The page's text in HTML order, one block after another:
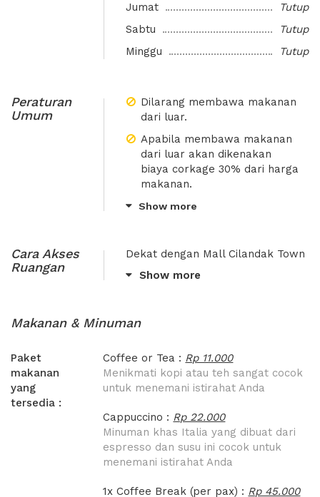
Jumat
Tutup
Sabtu
Tutup
Minggu
Tutup
Peraturan
Umum
Dilarang membawa makanan
dari luar.
Apabila membawa makanan
dari luar akan dikenakan
biaya corkage 30% dari harga
makanan.
Untuk Coffee Break
/ meeting.
Dilarang merokok di dalam
peliharaan.
kapasitas, wajib menginfokan
terlebih dahulu ke pihak
XWORK.
Show more
Cara Akses
Ruangan
Dekat dengan Mall Cilandak Town
Square.
Jakarta).
Sovereign Plaza, T.B. Simatupang.
Masuk dari lobby, tukarkan KTP,
naik lift ke lantai 21.
Tunjukkan email konfirmasi
booking via XWORK setiba di
lokasi.
Show more
Makanan & Minuman
Paket
makanan
yang
tersedia :
Coffee or Tea : Rp 11.000
Menikmati kopi atau teh sangat cocok
untuk menemani istirahat Anda
Cappuccino : Rp 22.000
Minuman khas Italia yang dibuat dari
espresso dan susu ini cocok untuk
menemani istirahat Anda
1x Coffee Break (per pax) : Rp 45.000